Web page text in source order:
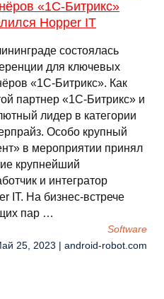
«1С-Битрикс»
Hopper IT
состоялась
для ключевых
«1С-Битрикс». Как
партнер «1С-Битрикс» и
лидер в категории
Особо крупный
в мероприятии принял
крупнейший
и интегратор
IT. На бизнес-встрече
пар …
Software
25, 2023 | android-robot.com